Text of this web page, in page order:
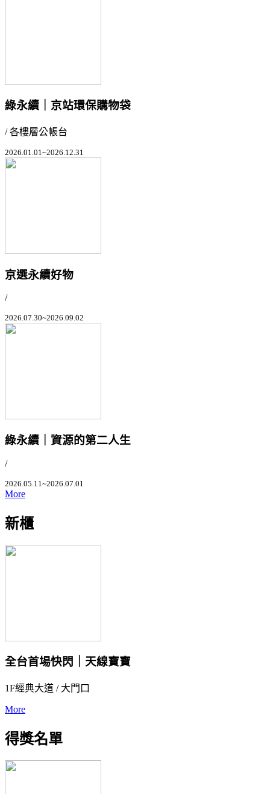
綠永續｜京站環保購物袋
/ 各樓層公帳台
2026.01.01~2026.12.31
京選永續好物
/
2026.07.30~2026.09.02
綠永續｜資源的第二人生
/
2026.05.11~2026.07.01
More
新櫃
全台首場快閃｜天線寶寶
1F經典大道 / 大門口
More
得獎名單